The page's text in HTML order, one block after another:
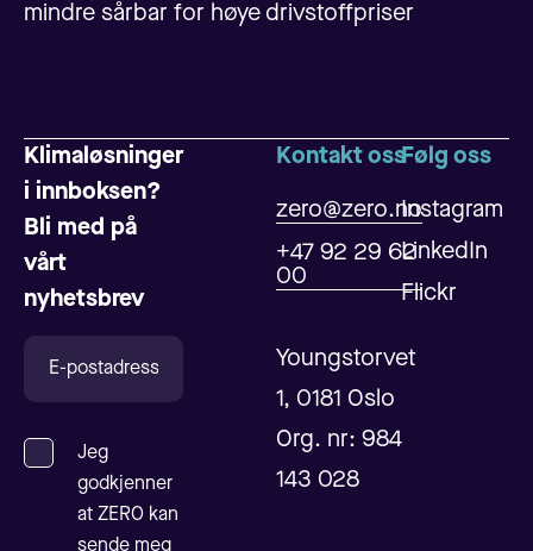
mindre sårbar for høye drivstoffpriser
Klimaløsninger
i innboksen?
Bli med på
vårt
nyhetsbrev
Jeg
godkjenner
at ZERO kan
sende meg
Kontakt oss
zero@zero.no
+47 92 29 62
00
Youngstorvet
1, 0181 Oslo
Org. nr: 984
143 028
Følg oss
Instagram
LinkedIn
Flickr